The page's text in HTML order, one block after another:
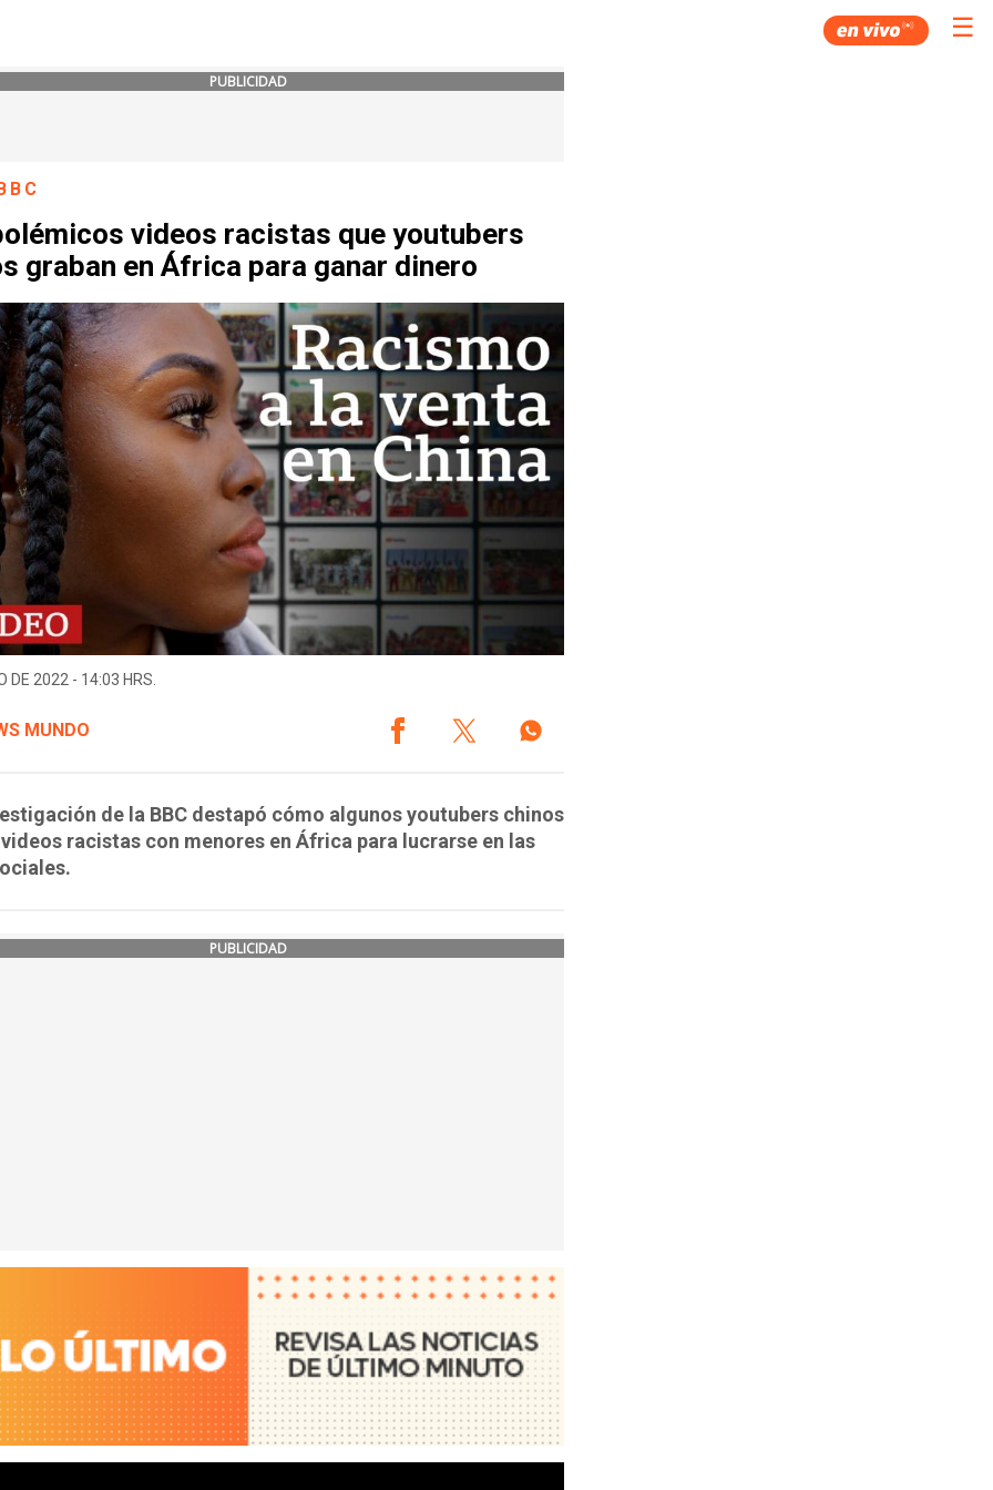
☰
PUBLICIDAD
videos racistas que youtubers
graban en África para ganar dinero
DE 2022 - 14:03 HRS.
MUNDO
de la BBC destapó cómo algunos youtubers chinos
racistas con menores en África para lucrarse en las
PUBLICIDAD